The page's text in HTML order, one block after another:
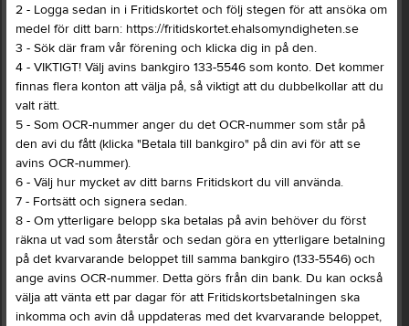
2 - Logga sedan in i Fritidskortet och följ stegen för att ansöka om
medel för ditt barn: https://fritidskortet.ehalsomyndigheten.se
3 - Sök där fram vår förening och klicka dig in på den.
4 - VIKTIGT! Välj avins bankgiro 133-5546 som konto. Det kommer
finnas flera konton att välja på, så viktigt att du dubbelkollar att du
valt rätt.
5 - Som OCR-nummer anger du det OCR-nummer som står på
den avi du fått (klicka "Betala till bankgiro" på din avi för att se
avins OCR-nummer).
6 - Välj hur mycket av ditt barns Fritidskort du vill använda.
7 - Fortsätt och signera sedan.
8 - Om ytterligare belopp ska betalas på avin behöver du först
räkna ut vad som återstår och sedan göra en ytterligare betalning
på det kvarvarande beloppet till samma bankgiro (133-5546) och
ange avins OCR-nummer. Detta görs från din bank. Du kan också
välja att vänta ett par dagar för att Fritidskortsbetalningen ska
inkomma och avin då uppdateras med det kvarvarande beloppet,